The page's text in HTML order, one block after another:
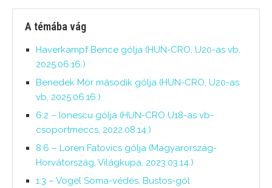
A témába vág
Haverkampf Bence gólja (HUN-CRO, U20-as vb,
2025.06.16.)
Benedek Mór második gólja (HUN-CRO, U20-as
vb, 2025.06.16.)
6:2 – Ionescu gólja (HUN-CRO U18-as vb-
csoportmeccs, 2022.08.14.)
8:6 – Loren Fatovics gólja (Magyarország-
Horvátország, Világkupa, 2023.03.14.)
1:3 – Vogel Soma-védés, Bustos-gól